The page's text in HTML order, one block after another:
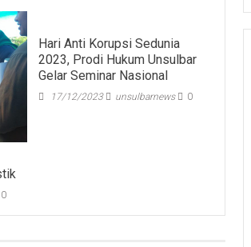
0
Hari Anti Korupsi Sedunia
2023, Prodi Hukum Unsulbar
Gelar Seminar Nasional
17/12/2023 unsulbarnews 0